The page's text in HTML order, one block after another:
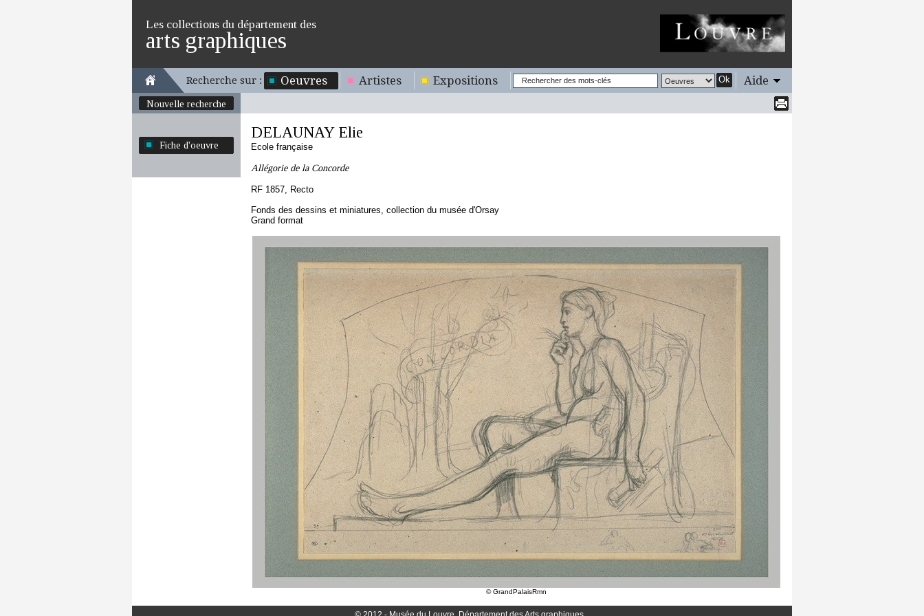
Les collections du département des
arts graphiques
Recherche sur : Oeuvres Artistes Expositions Ok Aide
Nouvelle recherche
Fiche d'oeuvre
DELAUNAY Elie
Ecole française
Allégorie de la Concorde
RF 1857, Recto
Fonds des dessins et miniatures, collection du musée d'Orsay
Grand format
© GrandPalaisRmn